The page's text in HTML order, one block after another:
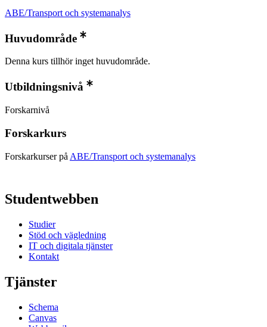
ABE/Transport och systemanalys
Huvudområde
Denna kurs tillhör inget huvudområde.
Utbildningsnivå
Forskarnivå
Forskarkurs
Forskarkurser på ABE/Transport och systemanalys
Studentwebben
Studier
Stöd och vägledning
IT och digitala tjänster
Kontakt
Tjänster
Schema
Canvas